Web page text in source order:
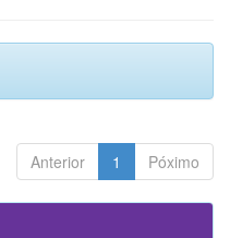
Anterior 1 Póximo